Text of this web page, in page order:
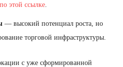
по этой ссылке
— высокий потенциал роста, но
торговой инфраструктуры.
с уже сформированной